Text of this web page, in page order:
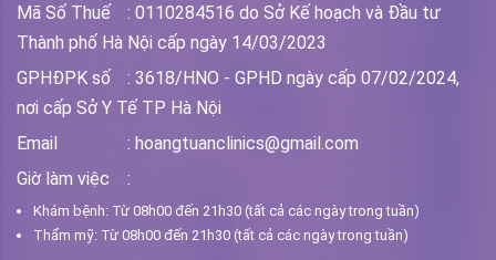
Mã Số Thuế
: 0110284516 do Sở Kế hoạch và Đầu tư
Thành phố Hà Nội cấp ngày 14/03/2023
GPHĐPK số
: 3618/HNO - GPHD ngày cấp 07/02/2024,
nơi cấp Sở Y Tế TP Hà Nội
Email
: hoangtuanclinics@gmail.com
Giờ làm việc
:
Khám bệnh: Từ 08h00 đến 21h30 (tất cả các ngày trong tuần)
Thẩm mỹ: Từ 08h00 đến 21h30 (tất cả các ngày trong tuần)